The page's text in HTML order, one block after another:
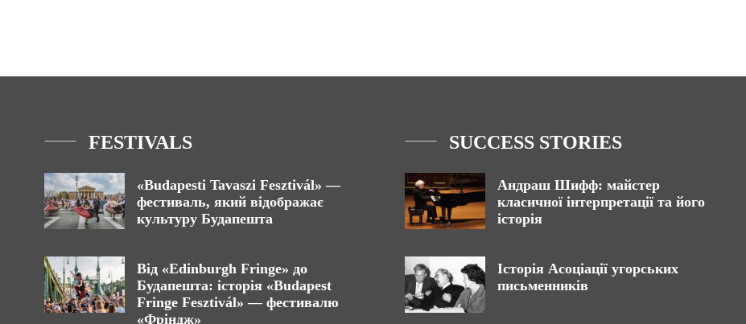
FESTIVALS
«Budapesti Tavaszi Fesztivál» —
фестиваль, який відображає
культуру Будапешта
Від «Edinburgh Fringe» до
Будапешта: історія «Budapest
Fringe Fesztivál» — фестивалю
«Фріндж»
SUCCESS STORIES
Андраш Шифф: майстер
класичної інтерпретації та його
історія
Історія Асоціації угорських
письменників